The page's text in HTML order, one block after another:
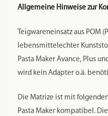
Allgemeine Hinweise zur
Teigwareneinsatz aus POM
lebensmittelechter
Pasta Maker Avance, Plus
wird kein Adapter o.ä.
Die Matrize ist mit
Pasta Maker kompatibel.